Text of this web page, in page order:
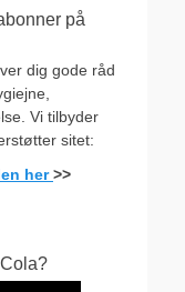
på
dig gode råd
Vi tilbyder
sitet:
her>>